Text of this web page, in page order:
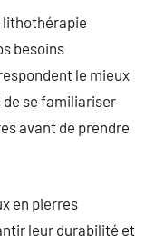
lithothérapie
besoins
le mieux
se familiariser
avant de prendre
en pierres
leur durabilité et